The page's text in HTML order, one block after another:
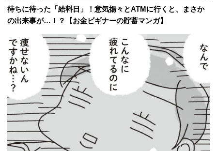
待ちに待った「給料日」！意気揚々とATMに行くと、まさか
の出来事が…！？【お金ビギナーの貯蓄マンガ】